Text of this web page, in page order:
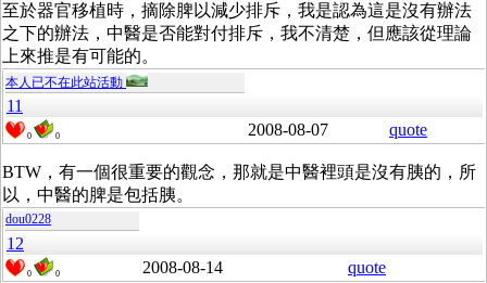
至於器官移植時，摘除脾以減少排斥，我是認為這是沒有辦法
之下的辦法，中醫是否能對付排斥，我不清楚，但應該從理論
上來推是有可能的。
本人已不在此站活動
11
0 0 2008-08-07 quote
BTW，有一個很重要的觀念，那就是中醫裡頭是沒有胰的，所
以，中醫的脾是包括胰。
dou0228
12
0 0 2008-08-14 quote